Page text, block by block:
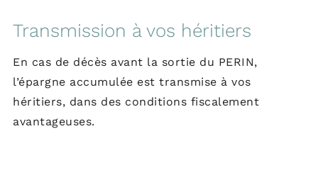
Transmission à vos héritiers
En cas de décès avant la sortie du PERIN,
l’épargne accumulée est transmise à vos
héritiers, dans des conditions fiscalement
avantageuses.